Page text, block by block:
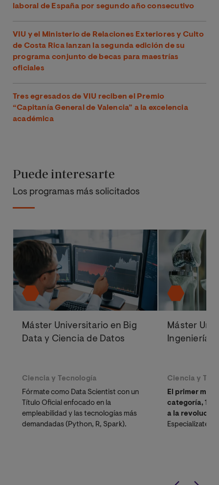
laboral de España por segundo año consecutivo
VIU y el Ministerio de Relaciones Exteriores y Culto
de Costa Rica lanzan la segunda edición de su
programa conjunto de becas para maestrías
oficiales
Tres egresados de VIU reciben el Premio
“Capitanía General de Valencia” a la excelencia
académica
Puede interesarte
Los programas más solicitados
Máster Universitario en Big
Data y Ciencia de Datos
Ciencia y Tecnología
Fórmate como Data Scientist con un
Título Oficial enfocado en la
empleabilidad y las tecnologías más
demandadas (Python, R, Spark).
Máster
Ingeniería
Ciencia y
El primer
categoría,
a la
Especialízate